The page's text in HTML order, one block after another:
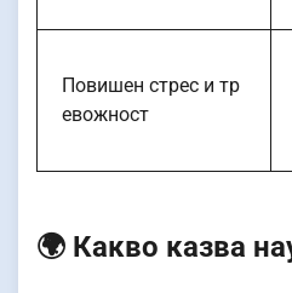
Повишен стрес и тр
евожност
🌍 Какво казва